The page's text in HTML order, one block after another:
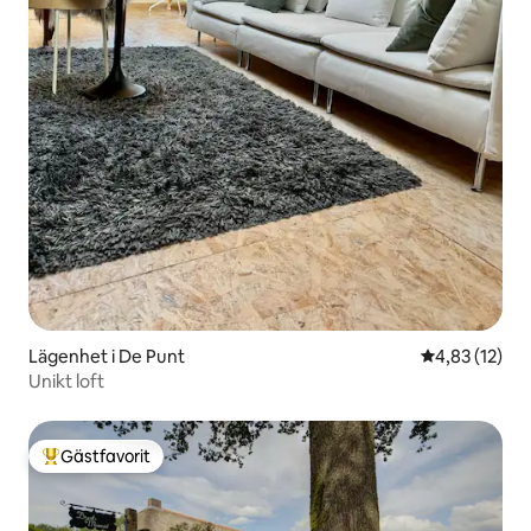
Lägenhet i De Punt 4,83 av 5 i
4,83 (12)
Unikt loft
Populär gästfavorit
Gästfavorit